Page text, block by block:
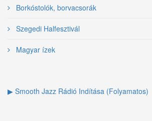
Borkóstolók, borvacsorák
Szegedi Halfesztivál
Magyar ízek
▶ Smooth Jazz Rádió Indítása (Folyamatos)